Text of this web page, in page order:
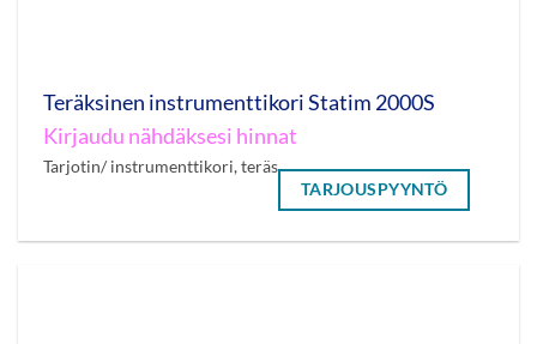
Teräksinen instrumenttikori Statim 2000S
Kirjaudu nähdäksesi hinnat
Tarjotin/ instrumenttikori, teräs
TARJOUSPYYNTÖ